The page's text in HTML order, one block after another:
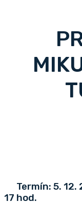
Termín: 5. 12.
17 hod.